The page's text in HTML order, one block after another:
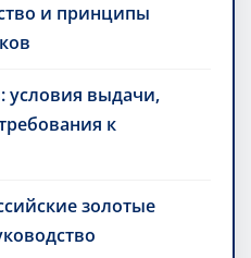
и принципы
условия выдачи,
к
золотые